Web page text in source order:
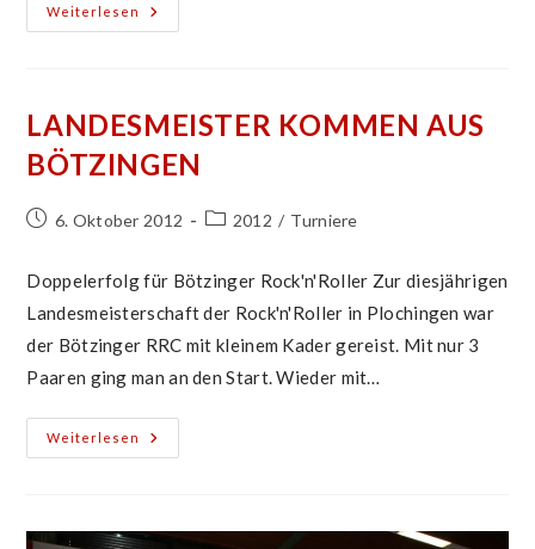
Weiterlesen
Spannendes
Turnierwochenende
LANDESMEISTER KOMMEN AUS
BÖTZINGEN
Beitrag6. Oktober 2012
Beitrags-
2012 / Turniere
Doppelerfolg für Bötzinger Rock'n'Roller Zur diesjährigen
Landesmeisterschaft der Rock'n'Roller in Plochingen war
der Bötzinger RRC mit kleinem Kader gereist. Mit nur 3
Paaren ging man an den Start. Wieder mit…
Weiterlesen
Landesmeister
Kommen